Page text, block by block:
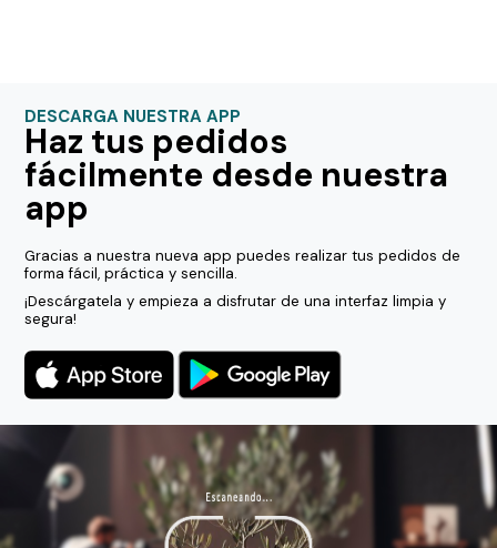
DESCARGA NUESTRA APP
Haz tus pedidos
fácilmente desde nuestra
app
Gracias a nuestra nueva app puedes realizar tus pedidos de
forma fácil, práctica y sencilla.
¡Descárgatela y empieza a disfrutar de una interfaz limpia y
segura!